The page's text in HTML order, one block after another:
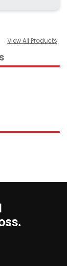
View All Products